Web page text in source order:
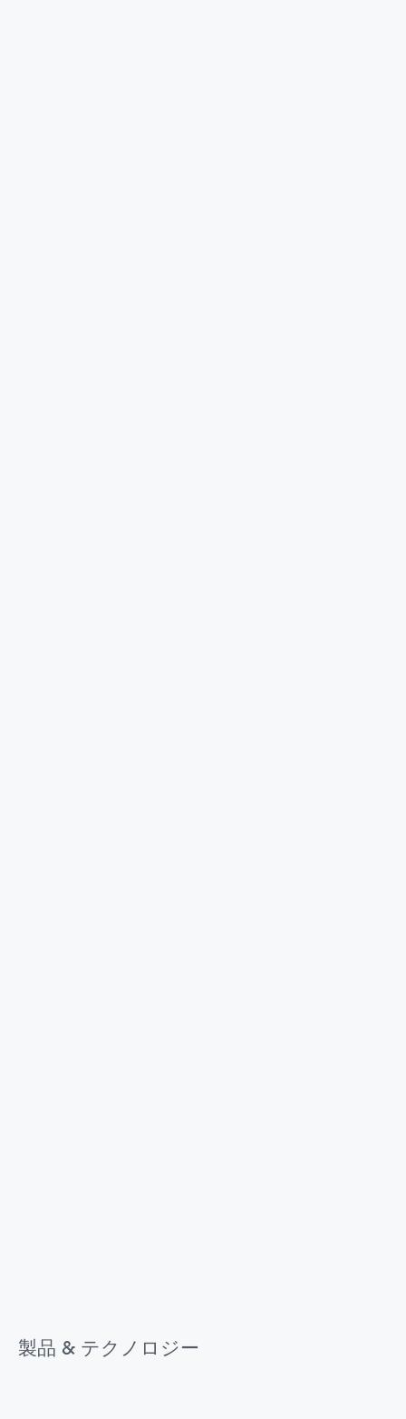
製品 & テクノロジー